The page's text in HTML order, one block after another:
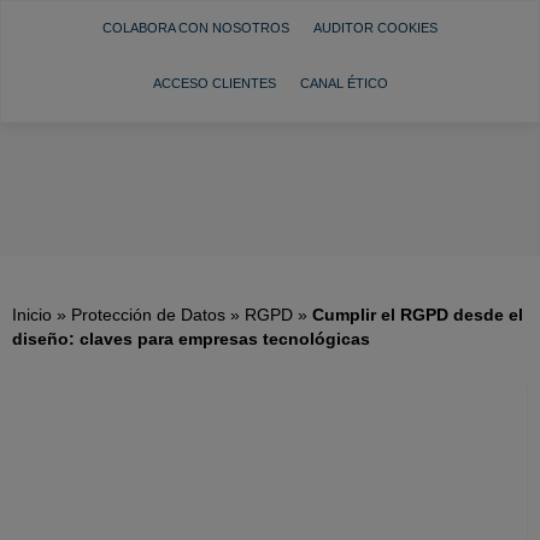
COLABORA CON NOSOTROS AUDITOR COOKIES
ACCESO CLIENTES CANAL ÉTICO
Inicio » Protección de Datos » RGPD » Cumplir el RGPD desde el
diseño: claves para empresas tecnológicas